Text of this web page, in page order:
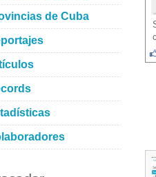
de Cuba